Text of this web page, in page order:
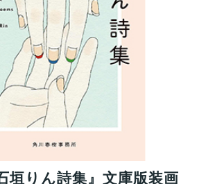
垣りん詩集』文庫版装画